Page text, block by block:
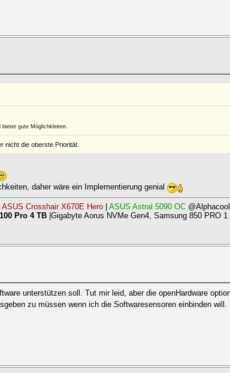
gute Möglichkleiten.
nicht die oberste Priorität.
daher wäre ein Implementierung genial
ASUS Crosshair X670E Hero |ASUS Astral 5090 OC
Pro 4 TB |Gigabyte Aorus NVMe Gen4, Samsung 850 PRO
unterstützen soll. Tut mir leid, aber die openHardware
zu müssen wenn ich die Softwaresensoren einbinden will.